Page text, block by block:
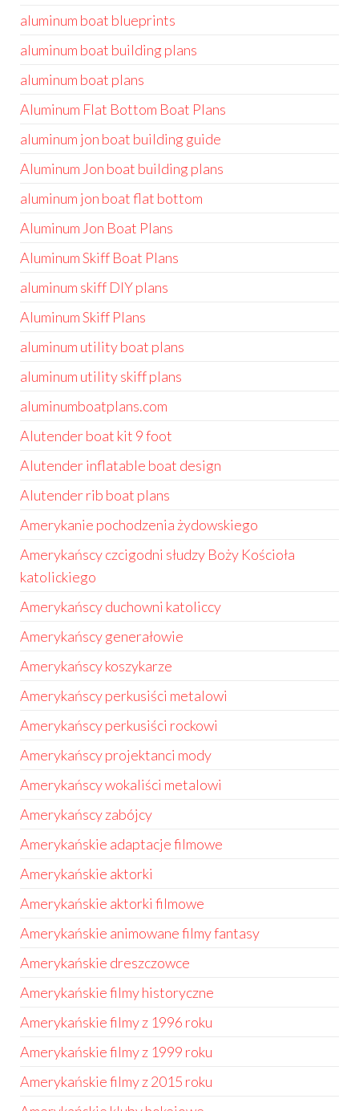
aluminum boat blueprints
aluminum boat building plans
aluminum boat plans
Aluminum Flat Bottom Boat Plans
aluminum jon boat building guide
Aluminum Jon boat building plans
aluminum jon boat flat bottom
Aluminum Jon Boat Plans
Aluminum Skiff Boat Plans
aluminum skiff DIY plans
Aluminum Skiff Plans
aluminum utility boat plans
aluminum utility skiff plans
aluminumboatplans.com
Alutender boat kit 9 foot
Alutender inflatable boat design
Alutender rib boat plans
Amerykanie pochodzenia żydowskiego
Amerykańscy czcigodni słudzy Boży Kościoła
katolickiego
Amerykańscy duchowni katoliccy
Amerykańscy generałowie
Amerykańscy koszykarze
Amerykańscy perkusiści metalowi
Amerykańscy perkusiści rockowi
Amerykańscy projektanci mody
Amerykańscy wokaliści metalowi
Amerykańscy zabójcy
Amerykańskie adaptacje filmowe
Amerykańskie aktorki
Amerykańskie aktorki filmowe
Amerykańskie animowane filmy fantasy
Amerykańskie dreszczowce
Amerykańskie filmy historyczne
Amerykańskie filmy z 1996 roku
Amerykańskie filmy z 1999 roku
Amerykańskie filmy z 2015 roku